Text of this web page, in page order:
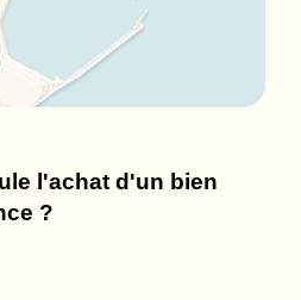
l'achat d'un bien
?